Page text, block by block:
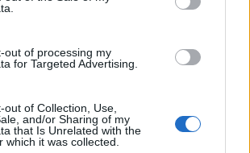
out of processing my
for Targeted Advertising.
out of Collection, Use,
and/or Sharing of my
that Is Unrelated with the
which it was collected.
infrastrutture e modelli di
nostro possessodimostrano che
in tecnologia e capitale
raccolte indicano che il personale